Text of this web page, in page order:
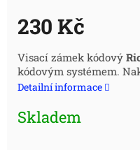
230 Kč
Měrná
cena:
Visací zámek kódový
kódovým systémem.
Detailní informace
Skladem